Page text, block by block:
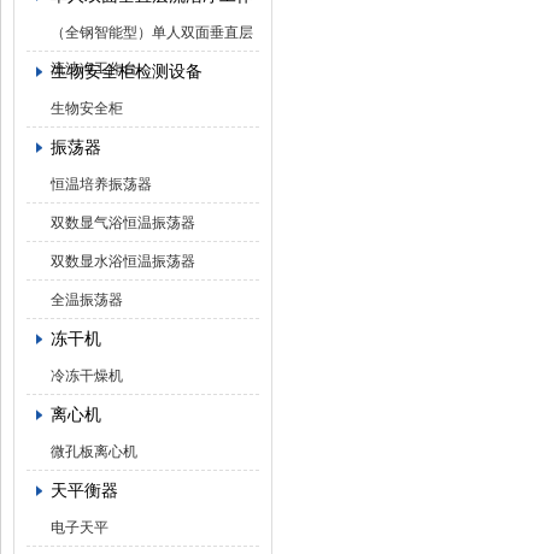
（全钢智能型）单人双面垂直层
流洁净工作台
生物安全柜检测设备
生物安全柜
振荡器
恒温培养振荡器
双数显气浴恒温振荡器
双数显水浴恒温振荡器
全温振荡器
冻干机
冷冻干燥机
离心机
微孔板离心机
天平衡器
电子天平